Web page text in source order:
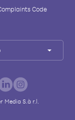
Code
Media S.à r.l.